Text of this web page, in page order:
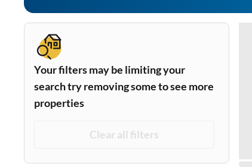
Your filters may be limiting your
search try removing some to see more
properties
Clear all filters